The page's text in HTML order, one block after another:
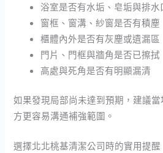
浴室是否有水垢、皂垢與排水
窗框、窗溝、紗窗是否有積塵
櫃體內外是否有灰塵或遺漏區
門片、門框與牆角是否已擦拭
高處與死角是否有明顯漏清
如果發現局部尚未達到預期，建議
方更容易溝通補強範圍。
選擇北北桃基清潔公司時的實用提醒